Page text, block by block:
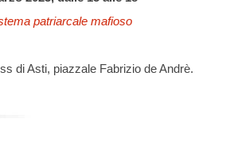
patriarcale mafioso
di Asti, piazzale Fabrizio de Andrè.